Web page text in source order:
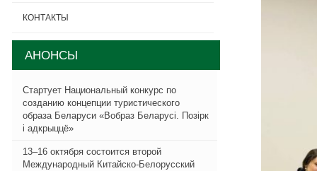
КОНТАКТЫ
АНОНСЫ
Стартует Национальный конкурс по
созданию концепции туристического
образа Беларуси «Вобраз Беларусi. Позiрк
i адкрыццё»
13–16 октября состоится второй
Международный Китайско-Белорусский